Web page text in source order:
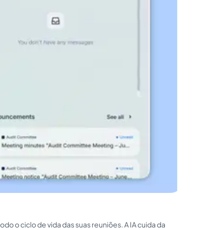
o ciclo de vida das suas reuniões. A IA cuida da